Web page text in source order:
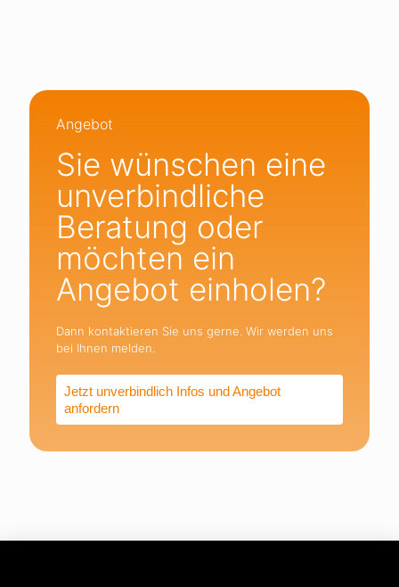
Angebot
Sie wünschen eine
unverbindliche
Beratung oder
möchten ein
Angebot einholen?
Dann kontaktieren Sie uns gerne. Wir werden uns
bei Ihnen melden.
Jetzt unverbindlich Infos und Angebot
anfordern